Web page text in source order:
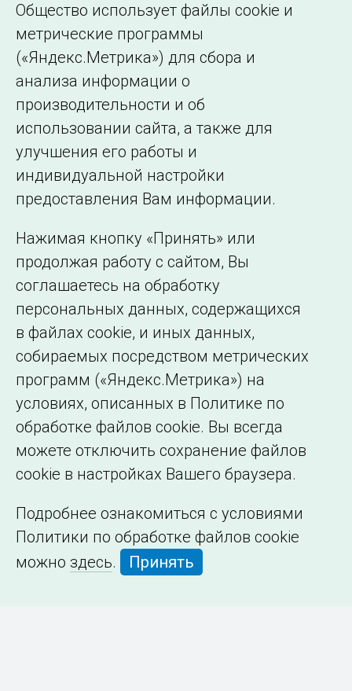
влияющих на системную надежность.
← Все публикации
Подписаться на новости
©2005–2026 АО «СО ЕЭС»
Филиалы и
представительства
образовательной
организации
Общество использует файлы cookie и
метрические программы
(«Яндекс.Метрика») для сбора и
анализа информации о
производительности и об
использовании сайта, а также для
улучшения его работы и
индивидуальной настройки
предоставления Вам информации.
Нажимая кнопку «Принять» или
продолжая работу с сайтом, Вы
соглашаетесь на обработку
персональных данных, содержащихся
в файлах cookie, и иных данных,
собираемых посредством метрических
программ («Яндекс.Метрика») на
условиях, описанных в Политике по
обработке файлов cookie. Вы всегда
можете отключить сохранение файлов
cookie в настройках Вашего браузера.
Подробнее ознакомиться с условиями
Политики по обработке файлов cookie
можно здесь. Принять